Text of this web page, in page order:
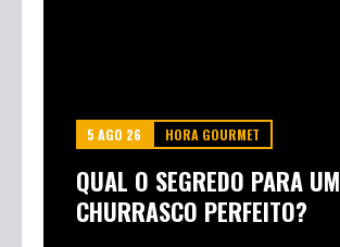
5 AGO 26 HORA GOURMET
QUAL O SEGREDO PARA UM
CHURRASCO PERFEITO?